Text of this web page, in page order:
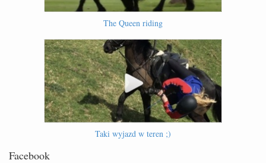
The Queen riding
Taki wyjazd w teren ;)
Facebook